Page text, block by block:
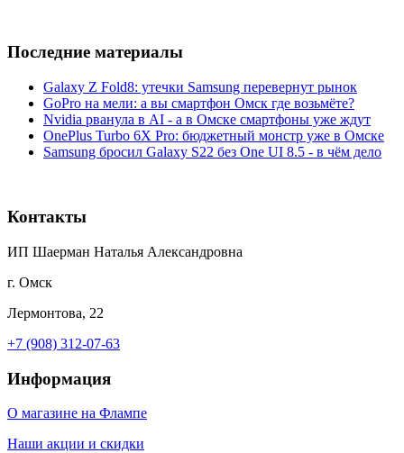
Последние материалы
Galaxy Z Fold8: утечки Samsung перевернут рынок
GoPro на мели: а вы смартфон Омск где возьмёте?
Nvidia рванула в AI - а в Омске смартфоны уже ждут
OnePlus Turbo 6X Pro: бюджетный монстр уже в Омске
Samsung бросил Galaxy S22 без One UI 8.5 - в чём дело
Контакты
ИП Шаерман Наталья Александровна
г. Омск
Лермонтова, 22
+7 (908) 312-07-63
Информация
О магазине на Флампе
Наши акции и скидки